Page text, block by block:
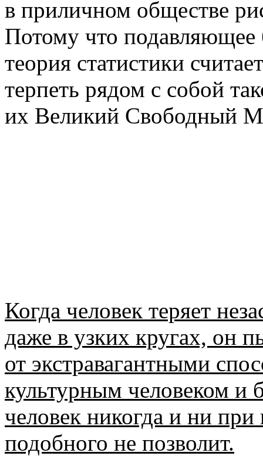
в приличном обществе
Потому что подавляющее
теория статистики
терпеть рядом с собой
их Великий Свободный
Когда человек теряет
даже в узких кругах, он
от экстравагантными
культурным человеком и
человек никогда и ни при
подобного не позволит.